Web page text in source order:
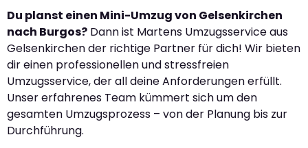
Du planst einen Mini-Umzug von Gelsenkirchen
nach Burgos? Dann ist Martens Umzugsservice aus
Gelsenkirchen der richtige Partner für dich! Wir bieten
dir einen professionellen und stressfreien
Umzugsservice, der all deine Anforderungen erfüllt.
Unser erfahrenes Team kümmert sich um den
gesamten Umzugsprozess – von der Planung bis zur
Durchführung.